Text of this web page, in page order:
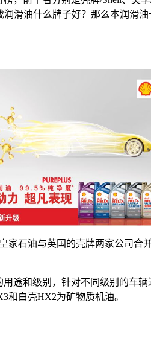
滑油什么牌子好？那么本润滑
石油与英国的壳牌两家公司合
途和级别，针对不同级别的车
白壳HX2为矿物质机油。